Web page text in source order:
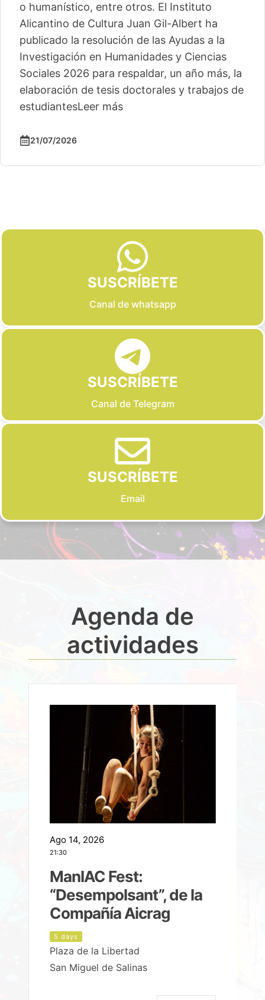
o humanístico, entre otros. El Instituto
Alicantino de Cultura Juan Gil-Albert ha
publicado la resolución de las Ayudas a la
Investigación en Humanidades y Ciencias
Sociales 2026 para respaldar, un año más, la
elaboración de tesis doctorales y trabajos de
estudiantesLeer más
21/07/2026
SUSCRÍBETE
Canal de whatsapp
SUSCRÍBETE
Canal de Telegram
SUSCRÍBETE
Email
Agenda de
actividades
Ago 14, 2026
21:30
ManIAC Fest:
“Desempolsant”, de la
Compañía Aicrag
5 days
Plaza de la Libertad
San Miguel de Salinas